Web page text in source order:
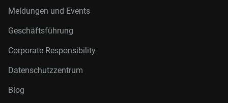
Meldungen und Events
Geschäftsführung
Corporate Responsibility
Datenschutzzentrum
Blog